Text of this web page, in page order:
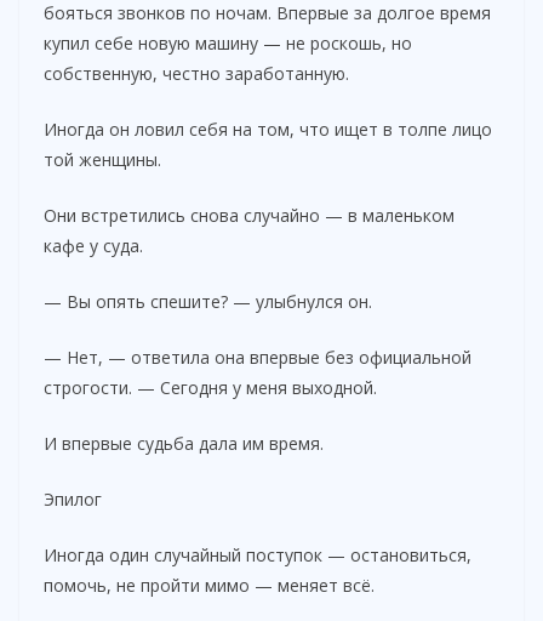
бояться звонков по ночам. Впервые за долгое время
купил себе новую машину — не роскошь, но
собственную, честно заработанную.
Иногда он ловил себя на том, что ищет в толпе лицо
той женщины.
Они встретились снова случайно — в маленьком
кафе у суда.
— Вы опять спешите? — улыбнулся он.
— Нет, — ответила она впервые без официальной
строгости. — Сегодня у меня выходной.
И впервые судьба дала им время.
Эпилог
Иногда один случайный поступок — остановиться,
помочь, не пройти мимо — меняет всё.